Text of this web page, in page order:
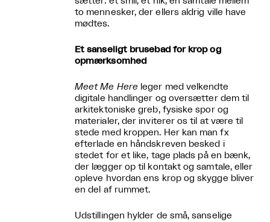
to mennesker, der ellers aldrig ville have
mødtes.
Et sanseligt brusebad for krop og
opmærksomhed
Meet Me Here leger med velkendte
digitale handlinger og oversætter dem til
arkitektoniske greb, fysiske spor og
materialer, der inviterer os til at være til
stede med kroppen. Her kan man fx
efterlade en håndskreven besked i
stedet for et like, tage plads på en bænk,
der lægger op til kontakt og samtale, eller
opleve hvordan ens krop og skygge bliver
en del af rummet.
Udstillingen hylder de små, sanselige